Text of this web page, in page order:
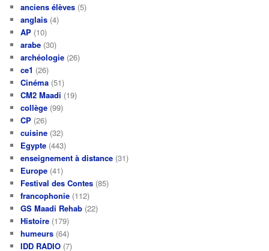
anciens élèves (5)
anglais (4)
AP (10)
arabe (30)
archéologie (26)
ce1 (26)
Cinéma (51)
CM2 Maadi (19)
collège (99)
CP (26)
cuisine (32)
Egypte (443)
enseignement à distance (31)
Europe (41)
Festival des Contes (85)
francophonie (112)
GS Maadi Rehab (22)
Histoire (179)
humeurs (64)
IDD RADIO (7)